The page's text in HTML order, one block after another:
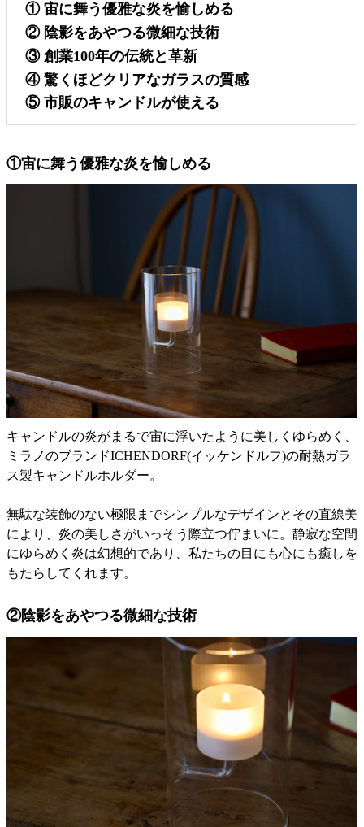
① 宙に舞う優雅な炎を愉しめる
② 陰影をあやつる微細な技術
③ 創業100年の伝統と革新
④ 驚くほどクリアなガラスの質感
⑤ 市販のキャンドルが使える
①宙に舞う優雅な炎を愉しめる
キャンドルの炎がまるで宙に浮いたように美しくゆらめく、
ミラノのブランドICHENDORF(イッケンドルフ)の耐熱ガラ
ス製キャンドルホルダー。
無駄な装飾のない極限までシンプルなデザインとその直線美
により、炎の美しさがいっそう際立つ佇まいに。静寂な空間
にゆらめく炎は幻想的であり、私たちの目にも心にも癒しを
もたらしてくれます。
②陰影をあやつる微細な技術